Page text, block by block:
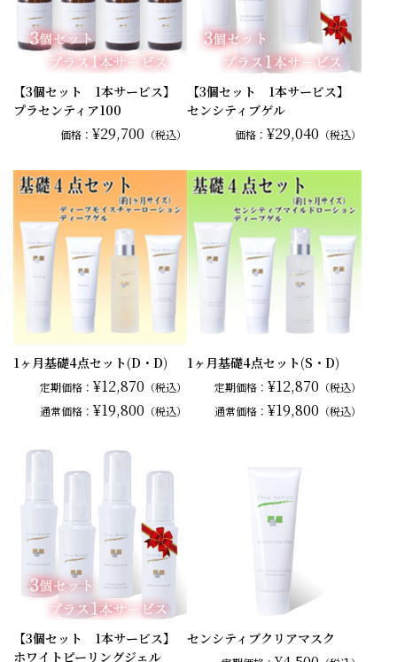
【3個セット 1本サービス】
プラセンティア100
価格：¥29,700 （税込）
【3個セット 1本サービス】
センシティブゲル
価格： ¥29,040 （税込）
1ヶ月基礎4点セット(D・D)
定期価格：¥12,870 （税込）
通常価格：¥19,800 （税込）
1ヶ月基礎4点セット(S・D)
定期価格： ¥12,870 （税込）
通常価格： ¥19,800 （税込）
【3個セット 1本サービス】
ホワイトピーリングジェル
センシティブクリアマスク